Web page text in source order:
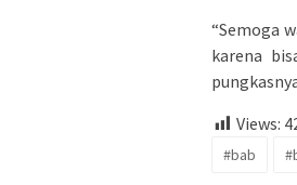
“Semoga
karena
Views:
#bab